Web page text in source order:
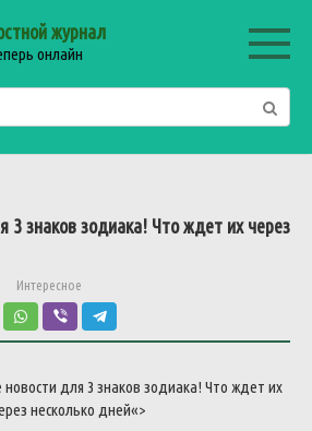
журнал
онлайн
3 знаков зодиака! Что ждет их через
Интересное
новости для 3 знаков зодиака! Что ждет их
несколько дней«>